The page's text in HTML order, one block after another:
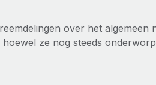
over het algemeen
ze nog steeds